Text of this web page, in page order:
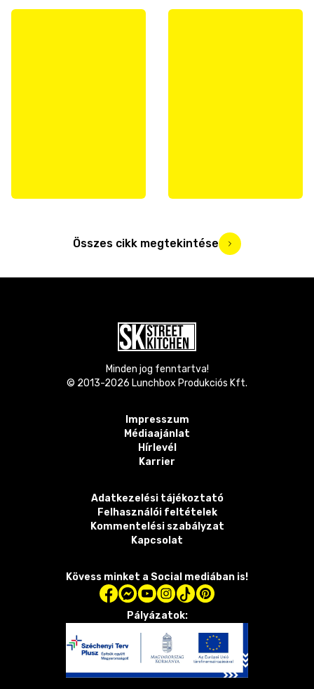
Összes cikk megtekintése
Minden jog fenntartva!
© 2013-2026 Lunchbox Produkciós Kft.
Impresszum
Médiaajánlat
Hírlevél
Karrier
Adatkezelési tájékoztató
Felhasználói feltételek
Kommentelési szabályzat
Kapcsolat
Kövess minket a Social mediában is!
Pályázatok: